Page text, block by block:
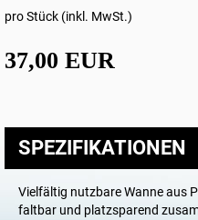
pro Stück (inkl. MwSt.)
37,00 EUR
SPEZIFIKATIONEN
Vielfältig nutzbare Wanne aus
faltbar und platzsparend